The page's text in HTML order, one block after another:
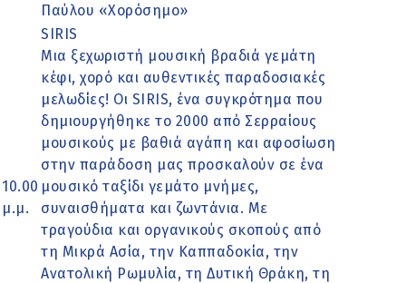
Παύλου «Χορόσημο»
10.00
μ.μ.
SIRIS
Μια ξεχωριστή μουσική βραδιά γεμάτη
κέφι, χορό και αυθεντικές παραδοσιακές
μελωδίες! Οι SIRIS, ένα συγκρότημα που
δημιουργήθηκε το 2000 από Σερραίους
μουσικούς με βαθιά αγάπη και αφοσίωση
στην παράδοση μας προσκαλούν σε ένα
μουσικό ταξίδι γεμάτο μνήμες,
συναισθήματα και ζωντάνια. Με
τραγούδια και οργανικούς σκοπούς από
τη Μικρά Ασία, την Καππαδοκία, την
Ανατολική Ρωμυλία, τη Δυτική Θράκη, τη